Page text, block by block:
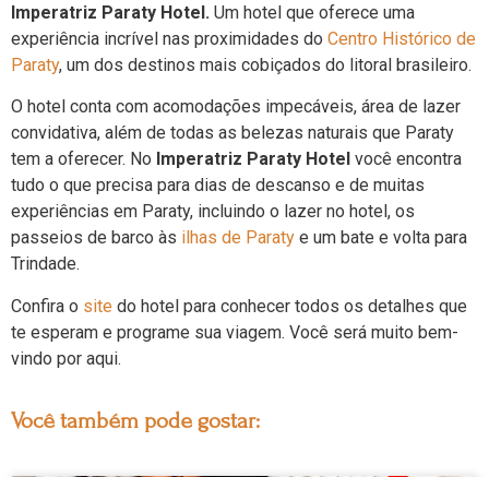
Imperatriz Paraty Hotel. Um hotel que oferece uma
experiência incrível nas proximidades do Centro Histórico de
Paraty, um dos destinos mais cobiçados do litoral brasileiro.
O hotel conta com acomodações impecáveis, área de lazer
convidativa, além de todas as belezas naturais que Paraty
tem a oferecer. No Imperatriz Paraty Hotel você encontra
tudo o que precisa para dias de descanso e de muitas
experiências em Paraty, incluindo o lazer no hotel, os
passeios de barco às ilhas de Paraty e um bate e volta para
Trindade.
Confira o site do hotel para conhecer todos os detalhes que
te esperam e programe sua viagem. Você será muito bem-
vindo por aqui.
Você também pode gostar: